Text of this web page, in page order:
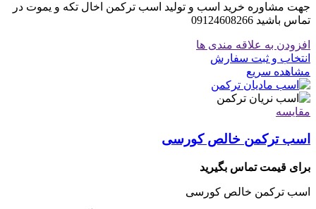
جهت مشاوره خرید اسب و تولید اسب ترکمن اخال تکه و یموت در
تماس باشید 09124608266
افزودن به علاقه مندی ها
انتخاب و ثبت سفارش
مشاهده سریع
مقایسه
اسب ترکمن خالص کورسی
برای قیمت تماس بگیرید
اسب ترکمن خالص کورسی